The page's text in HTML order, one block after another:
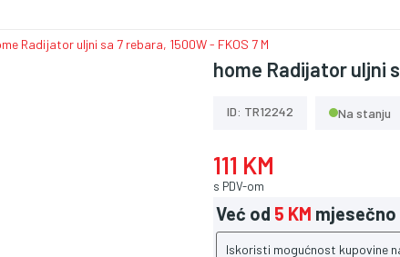
Radijator uljni sa 7 rebara, 1500W - FKOS 7 M
home Radijator uljni
ID: TR12242 Na stanju
111 KM
s PDV-om
Već od 5 KM mjesečno
Iskoristi mogućnost kupovine